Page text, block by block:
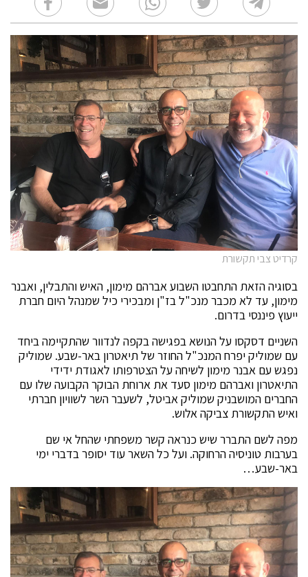
קרדיט צבי תקשורת
בסוגיה הזאת התחבטו השבוע אברהם מימון, האיש והתבלין, ואבנר
מימון, עד לא מכבר מנכ"ל בז"ן ומבכירי כיל שמנהל היום חברת
ייעוץ פיננסי בדרום.
השניים דסקסו על הנושא בפגישה בקפה לנדוור שהתקיימה ביחד
עם שמוליק יפרח המנכ"ל החוזר של תיאטרון באר-שבע. שמוליק
נפגש עם אבנר מימון לשיחה על הצטרפותו לאגודת ידידי
התיאטרון ואברהם מימון סעד את ארוחת הבוקר הקבועה שלו עם
החברים המושבניק שמוליק אביטל, לשעבר השר לשוויון חברתי
ואיש התקשורת צביקה אלוש.
מפה לשם התברר שיש כנראה קשר משפחתי שהחל אי שם
בערבות טוניסיה הרחוקה. ועל כל השאר עוד יסופר בדברי ימי
באר-שבע…